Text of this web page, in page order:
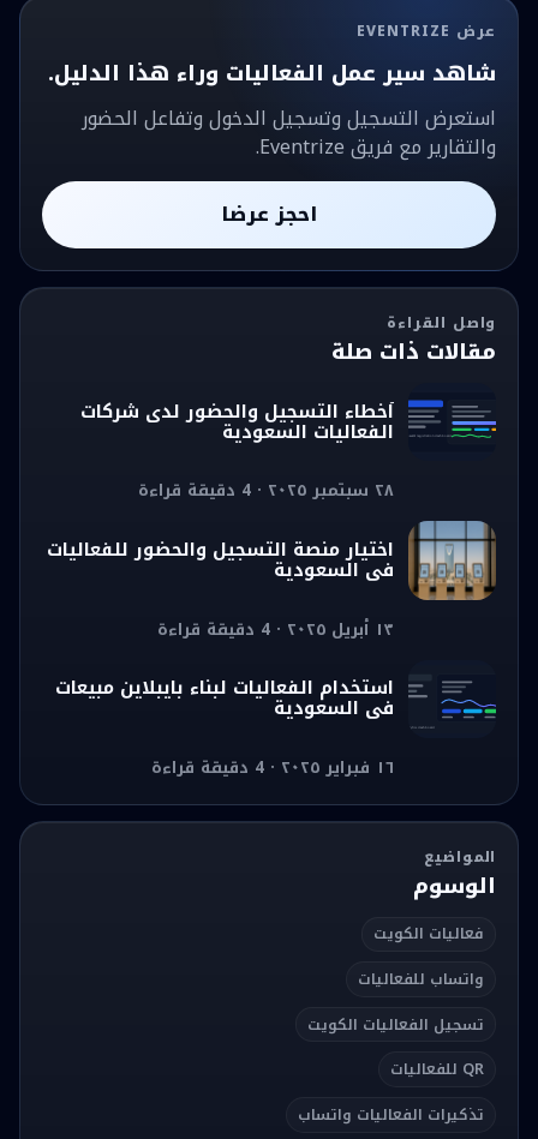
عرض EVENTRIZE
شاهد سير عمل الفعاليات وراء هذا الدليل.
استعرض التسجيل وتسجيل الدخول وتفاعل الحضور
والتقارير مع فريق Eventrize.
احجز عرضا
واصل القراءة
مقالات ذات صلة
أخطاء التسجيل والحضور لدى شركات
الفعاليات السعودية
٢٨ سبتمبر ٢٠٢٥ · 4 دقيقة قراءة
اختيار منصة التسجيل والحضور للفعاليات
في السعودية
١٣ أبريل ٢٠٢٥ · 4 دقيقة قراءة
استخدام الفعاليات لبناء بايبلاين مبيعات
في السعودية
١٦ فبراير ٢٠٢٥ · 4 دقيقة قراءة
المواضيع
الوسوم
فعاليات الكويت
واتساب للفعاليات
تسجيل الفعاليات الكويت
QR للفعاليات
تذكيرات الفعاليات واتساب